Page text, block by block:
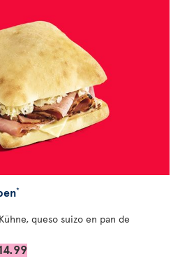
*
queso suizo en pan de